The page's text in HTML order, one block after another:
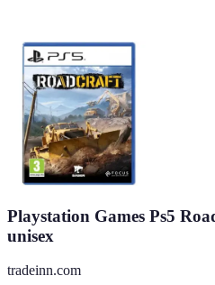
Playstation Games Ps5
unisex
tradeinn.com